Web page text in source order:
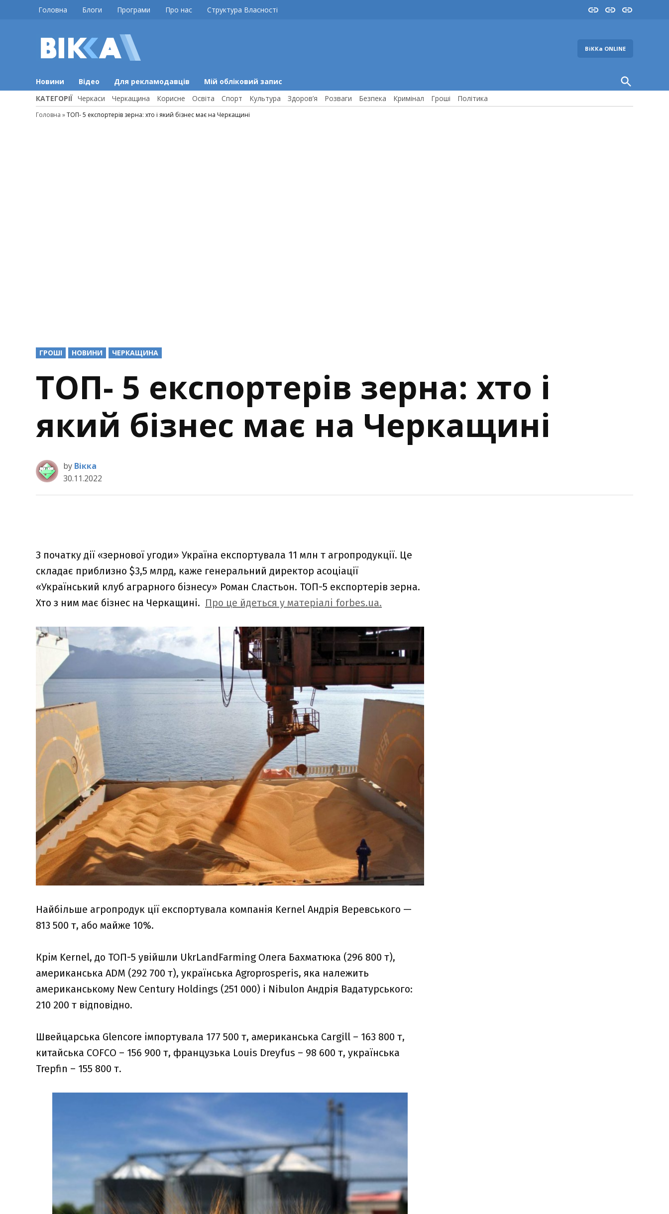
Головна Блоги Програми Про нас Структура Власності InstaYouTube
FB
ВіККа ONLINE
Новини Відео Для рекламодавців Мій обліковий запис
Open
Search
КАТЕГОРІЇ Черкаси Черкащина Корисне Освіта Спорт Культура Здоров’я Розваги Безпека Кримінал Гроші Політика
Головна »ТОП- 5 експортерів зерна: хто і який бізнес має на Черкащині
POSTED
IN
ГРОШІ НОВИНИ ЧЕРКАЩИНА
ТОП- 5 експортерів зерна: хто і
який бізнес має на Черкащині
by Вікка
30.11.2022
З початку дії «зернової угоди» Україна експортувала 11 млн т агропродукції. Це
складає приблизно $3,5 млрд, каже генеральний директор асоціації
«Український клуб аграрного бізнесу» Роман Сластьон. ТОП-5 експортерів зерна.
Хто з ним має бізнес на Черкащині. Про це йдеться у матеріалі forbes.ua.
Найбільше агропродук ції експортувала компанія Kernel Андрія Веревського —
813 500 т, або майже 10%.
Крім Kernel, до ТОП-5 увійшли UkrLandFarming Олега Бахматюка (296 800 т),
американська ADM (292 700 т), українська Agroprosperis, яка належить
американському New Century Holdings (251 000) і Nibulon Андрія Вадатурського:
210 200 т відповідно.
Швейцарська Glencore імпортувала 177 500 т, американська Cargill – 163 800 т,
китайська COFCO – 156 900 т, французька Louis Dreyfus – 98 600 т, українська
Trepfin – 155 800 т.